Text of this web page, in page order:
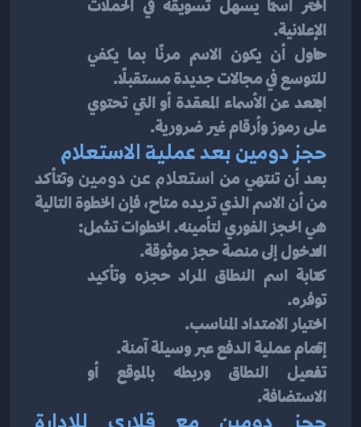
الإعلانية.
للتوسع في مجالات جديدة مستقبلًا.
على رموز وأرقام غير ضرورية.
حجز دومين بعد عملية الاستعلام
بعد أن تنتهي من استعلام عن دومين
هي الحجز الفوري لتأمينه. الخطوات تشمل:
الدخول إلى منصة حجز موثوقة.
كتابة اسم النطاق المراد حجزه وتأكيد
توفره.
اختيار الامتداد المناسب.
إتمام عملية الدفع عبر وسيلة آمنة.
الاستضافة.